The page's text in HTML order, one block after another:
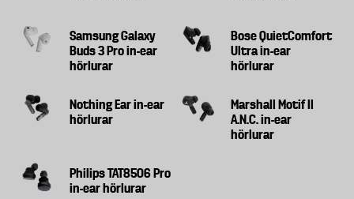
Samsung Galaxy
Buds 3 Pro in-ear
hörlurar
Bose QuietComfort
Ultra in-ear
hörlurar
Nothing Ear in-ear
hörlurar
Marshall Motif II
A.N.C. in-ear
hörlurar
Philips TAT8506 Pro
in-ear hörlurar